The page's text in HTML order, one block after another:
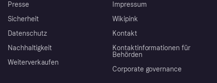
Presse
Sicherheit
Datenschutz
Nachhaltigkeit
Weiterverkaufen
Impressum
Wikipink
Kontakt
Kontaktinformationen für
Behörden
Corporate governance